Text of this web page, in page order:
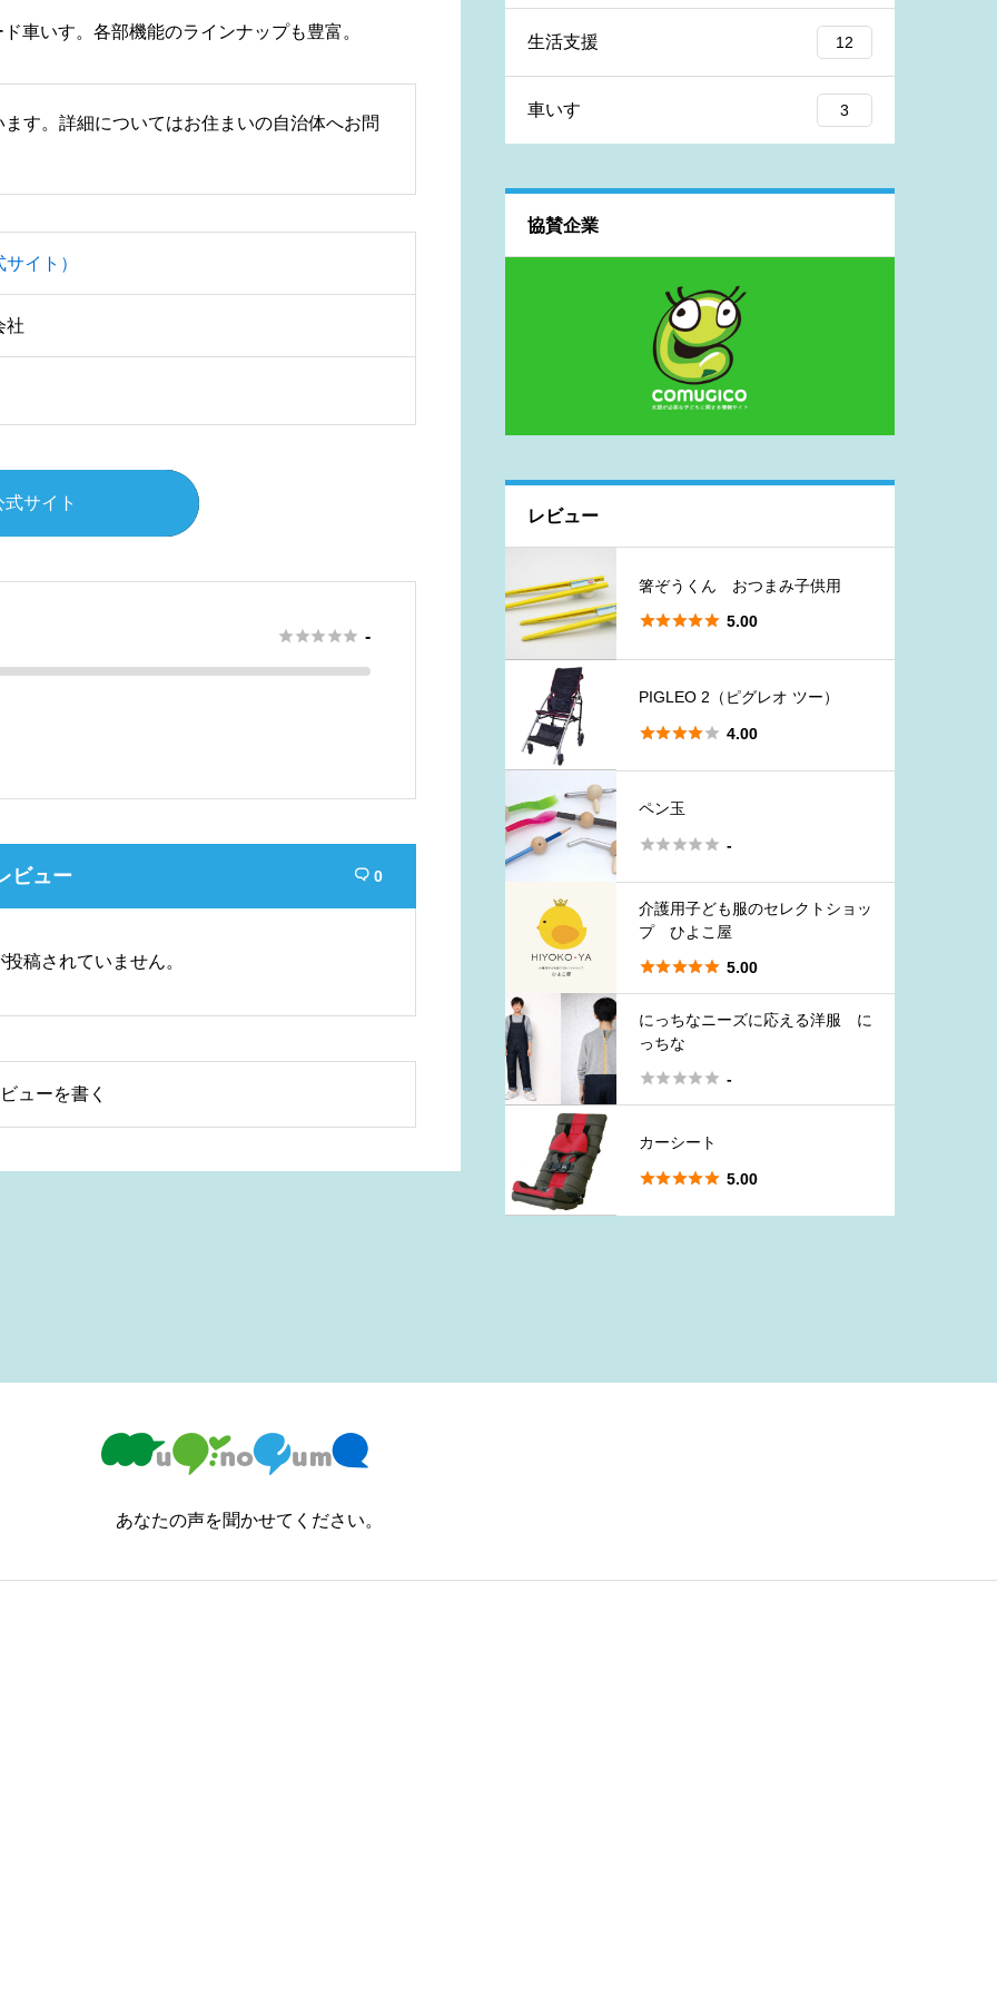
車いす。各部機能のラインナップも豊富。
す。詳細についてはお住まいの自治体へお問
イト）
社
式サイト
 -
ビュー  0
稿されていません。
ューを書く
生活支援 12
車いす 3
協賛企業
レビュー
箸ぞうくん おつまみ子供用
 5.00
PIGLEO 2（ピグレオ ツー）
 4.00
ペン玉
 -
介護用子ども服のセレクトショッ
プ ひよこ屋
 5.00
にっちなニーズに応える洋服 に
っちな
 -
カーシート
 5.00
あなたの声を聞かせてください。